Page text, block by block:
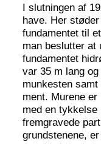
I slutningen af
have. Her
fundamentet til
man beslutter
fundamentet
var 35 m lang
munkesten
ment. Murene
med en tykkelse
fremgravede
grundstenene,